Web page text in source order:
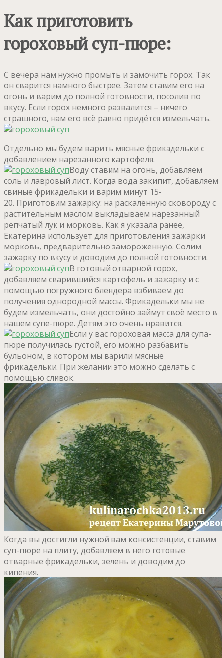
Как приготовить
гороховый суп-пюре:
С вечера нам нужно промыть и замочить горох. Так
он сварится намного быстрее. Затем ставим его на
огонь и варим до полной готовности, посолив по
вкусу. Если горох немного развалится – ничего
страшного, нам его всё равно придётся измельчать.
Отдельно мы будем варить мясные фрикадельки с
добавлением нарезанного картофеля.
Воду ставим на огонь, добавляем
соль и лавровый лист. Когда вода закипит, добавляем
свиные фрикадельки и варим минут 15-
20. Приготовим зажарку: на раскалённую сковороду с
растительным маслом выкладываем нарезанный
репчатый лук и морковь. Как я указала ранее,
Екатерина использует для приготовления зажарки
морковь, предварительно замороженную. Солим
зажарку по вкусу и доводим до полной готовности.
В готовый отварной горох,
добавляем сварившийся картофель и зажарку и с
помощью погружного блендера взбиваем до
получения однородной массы. Фрикадельки мы не
будем измельчать, они достойно займут своё место в
нашем супе-пюре. Детям это очень нравится.
Если у вас гороховая масса для супа-
пюре получилась густой, его можно разбавить
бульоном, в котором мы варили мясные
фрикадельки. При желании это можно сделать с
помощью сливок.
Когда вы достигли нужной вам консистенции, ставим
суп-пюре на плиту, добавляем в него готовые
отварные фрикадельки, зелень и доводим до
кипения.